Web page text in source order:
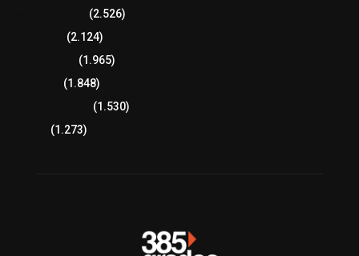
(2.526)
(2.124)
(1.965)
(1.848)
(1.530)
(1.273)